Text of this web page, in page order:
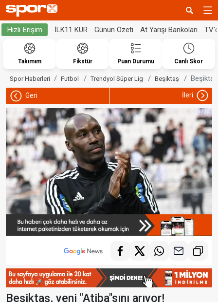
Hızlı Erişim İLK11 KUR Günün Özeti At Yarışı Bankoları
Takımım Fikstür Puan Durumu Canlı Skor
Spor Haberleri Futbol Trendyol Süper Lig Beşiktaş
Geri İleri
Beşiktaş, yeni "Atiba"sını arıyor!